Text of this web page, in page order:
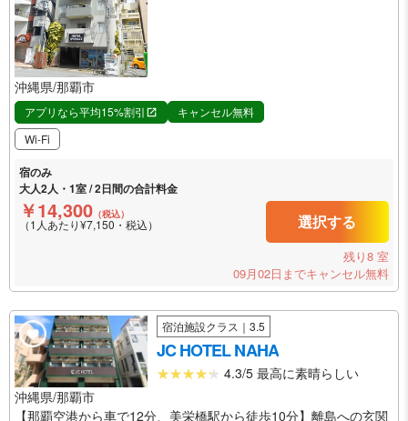
沖縄県/那覇市
アプリなら平均15%割引
キャンセル無料
Wi-Fi
宿のみ
大人2人・1室 / 2日間の合計料金
￥14,300 （税込）
（1人あたり¥7,150・税込） 選択する
残り8 室
09月02日までキャンセル無料
宿泊施設クラス｜3.5
JC HOTEL NAHA
4.3/5 最高に素晴らしい
沖縄県/那覇市
【那覇空港から車で12分、美栄橋駅から徒歩10分】離島への玄関